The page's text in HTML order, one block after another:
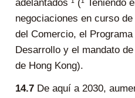
adelantados ¹ (¹ Teniendo
negociaciones en curso
del Comercio, el
Desarrollo y el mandato
de Hong Kong).
14.7 De aquí a 2030,